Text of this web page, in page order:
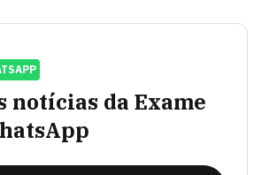
notícias da Exame